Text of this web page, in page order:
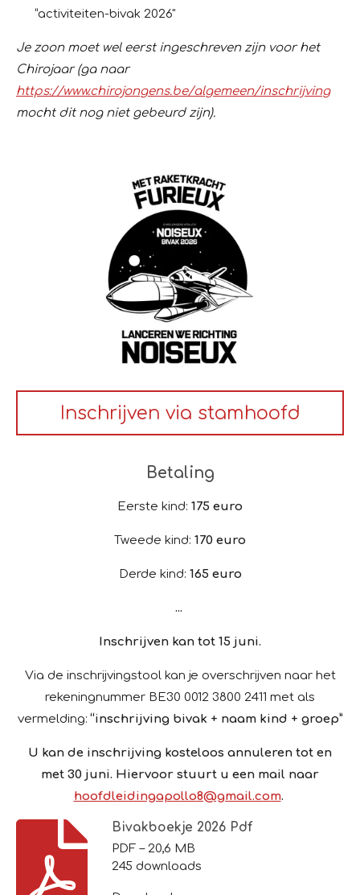
“activiteiten-bivak 2026"
Je zoon moet wel eerst ingeschreven zijn voor het
Chirojaar (ga naar
https://www.chirojongens.be/algemeen/inschrijving
mocht dit nog niet gebeurd zijn).
Inschrijven via stamhoofd
Betaling
Eerste kind: 175 euro
Tweede kind: 170 euro
Derde kind: 165 euro
...
Inschrijven kan tot 15 juni.
Via de inschrijvingstoolkan je overschrijven naar het
rekeningnummer BE30 0012 3800 2411 met als
vermelding: “inschrijving bivak + naam kind + groep”
U kan de inschrijving kosteloos annuleren tot en
met 30 juni. Hiervoor stuurt u een mail naar
hoofdleidingapollo8@gmail.com.
Bivakboekje 2026 Pdf
PDF – 20,6 MB
245 downloads